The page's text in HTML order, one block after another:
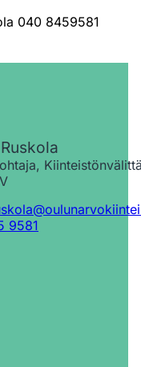
040 8459581
9581